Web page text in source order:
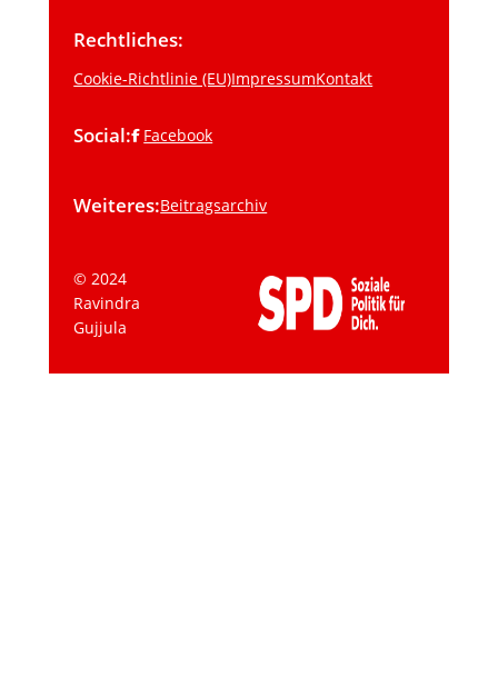
Rechtliches:
Cookie-Richtlinie (EU)ImpressumKontakt
Social: Facebook
Weiteres:Beitragsarchiv
© 2024
Ravindra
Gujjula